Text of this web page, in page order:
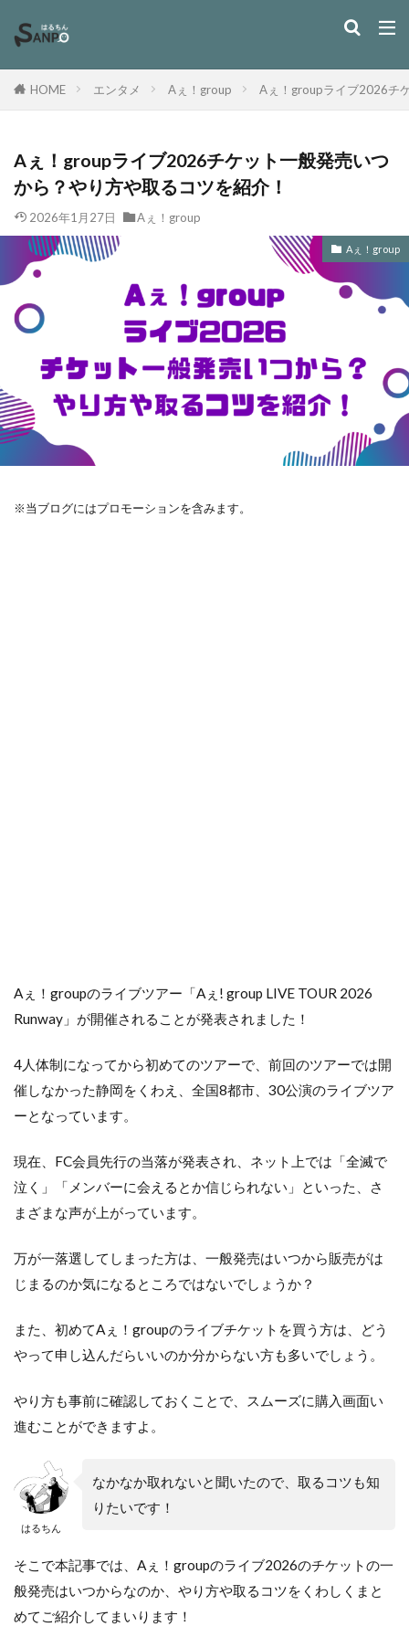
HOME エンタメ Aぇ！group Aぇ！groupライブ2026チ
Aぇ！groupライブ2026チケット一般発売いつ
から？やり方や取るコツを紹介！
2026年1月27日 Aぇ！group
Aぇ！group
※当ブログにはプロモーションを含みます。
Aぇ！groupのライブツアー「Aぇ! group LIVE TOUR 2026
Runway」が開催されることが発表されました！
4人体制になってから初めてのツアーで、前回のツアーでは開
催しなかった静岡をくわえ、全国8都市、30公演のライブツア
ーとなっています。
現在、FC会員先行の当落が発表され、ネット上では「全滅で
泣く」「メンバーに会えるとか信じられない」といった、さ
まざまな声が上がっています。
万が一落選してしまった方は、一般発売はいつから販売がは
じまるのか気になるところではないでしょうか？
また、初めてAぇ！groupのライブチケットを買う方は、どう
やって申し込んだらいいのか分からない方も多いでしょう。
やり方も事前に確認しておくことで、スムーズに購入画面い
進むことができますよ。
はるちん
なかなか取れないと聞いたので、取るコツも知
りたいです！
そこで本記事では、Aぇ！groupのライブ2026のチケットの一
般発売はいつからなのか、やり方や取るコツをくわしくまと
めてご紹介してまいります！